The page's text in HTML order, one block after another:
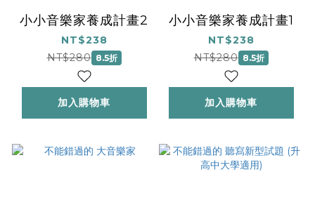
小小音樂家養成計畫2
NT$238
NT$280 8.5折
加入購物車
小小音樂家養成計畫1
NT$238
NT$280 8.5折
加入購物車